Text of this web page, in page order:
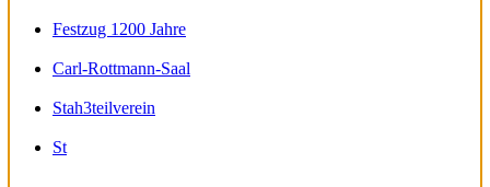
Festzug 1200 Jahre
Carl-Rottmann-Saal
Stah3teilverein
St